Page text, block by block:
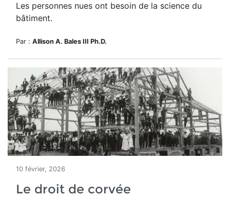
Les personnes nues ont besoin de la science du
bâtiment.
Par : Allison A. Bales III Ph.D.
10 février, 2026
Le droit de corvée